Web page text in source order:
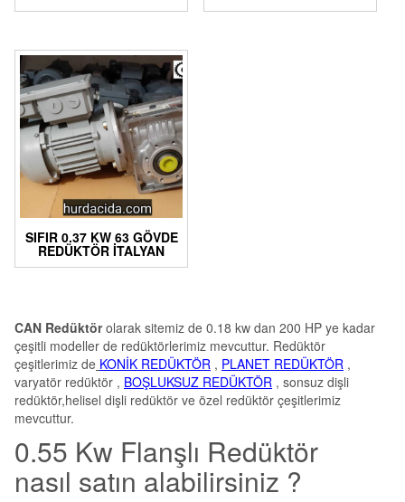
SIFIR 0.37 KW 63 GÖVDE
REDÜKTÖR İTALYAN
CAN Redüktörolarak sitemiz de 0.18 kw dan 200 HP ye kadar
çeşitli modeller de redüktörlerimiz mevcuttur. Redüktör
çeşitlerimiz de KONİK REDÜKTÖR , PLANET REDÜKTÖR ,
varyatör redüktör , BOŞLUKSUZ REDÜKTÖR , sonsuz dişli
redüktör,helisel dişli redüktör ve özel redüktör çeşitlerimiz
mevcuttur.
0.55 Kw Flanşlı Redüktör
nasıl satın alabilirsiniz ?